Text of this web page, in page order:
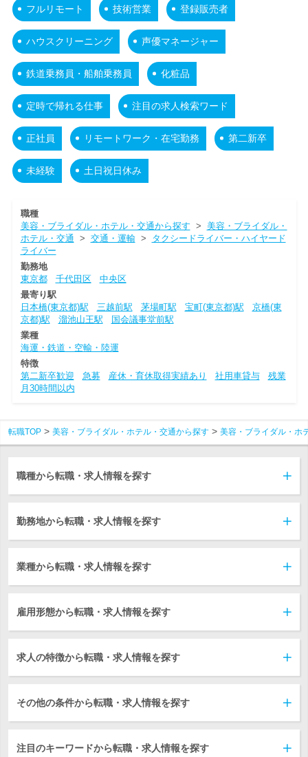
フルリモート 技術営業 登録販売者
ハウスクリーニング 声優マネージャー
鉄道乗務員・船舶乗務員 化粧品
定時で帰れる仕事 注目の求人検索ワード
正社員 リモートワーク・在宅勤務 第二新卒
未経験 土日祝日休み
職種
美容・ブライダル・ホテル・交通から探す > 美容・ブライダル・
ホテル・交通 > 交通・運輸> タクシードライバー・ハイヤード
ライバー
勤務地
東京都
千代田区
中央区
最寄り駅
日本橋(東京都)駅
三越前駅 茅場町駅 宝町(東京都)駅
京橋(東
京都)駅
溜池山王駅
国会議事堂前駅
業種
海運・鉄道・空輸・陸運
特徴
第二新卒歓迎
急募 産休・育休取得実績あり 社用車貸与
残業
月30時間以内
転職TOP 美容・ブライダル・ホテル・交通から探す 美容・ブライダル・ホ
職種から転職・求人情報を探す
勤務地から転職・求人情報を探す
業種から転職・求人情報を探す
雇用形態から転職・求人情報を探す
求人の特徴から転職・求人情報を探す
その他の条件から転職・求人情報を探す
注目のキーワードから転職・求人情報を探す